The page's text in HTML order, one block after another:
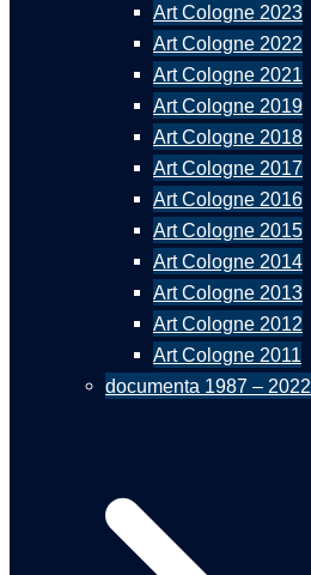
Art Cologne 2023
Art Cologne 2022
Art Cologne 2021
Art Cologne 2019
Art Cologne 2018
Art Cologne 2017
Art Cologne 2016
Art Cologne 2015
Art Cologne 2014
Art Cologne 2013
Art Cologne 2012
Art Cologne 2011
documenta 1987 – 2022